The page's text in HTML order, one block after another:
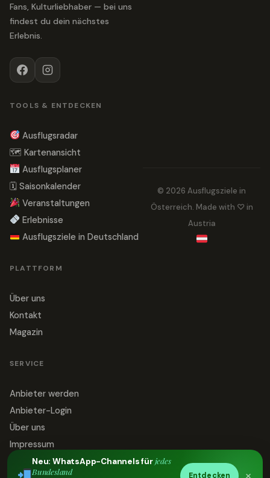
Fans, Kulturliebhaber — bei uns
findest du dein nächstes
Erlebnis.
TOOLS & ENTDECKEN
Ausflugsradar
🗺 Kartenansicht
Ausflugsplaner
🗓 Saisonkalender
Veranstaltungen
Erlebnisse
Ausflugsziele in Deutschland
PLATTFORM
Über uns
Kontakt
Magazin
SERVICE
Anbieter werden
Anbieter-Login
Über uns
Impressum
Datenschutz
© 2026 Ausflugsziele in
Österreich. Made with ♡ in
Austria
Neu: WhatsApp-Channels fürjedes
Bundesland
Entdecken